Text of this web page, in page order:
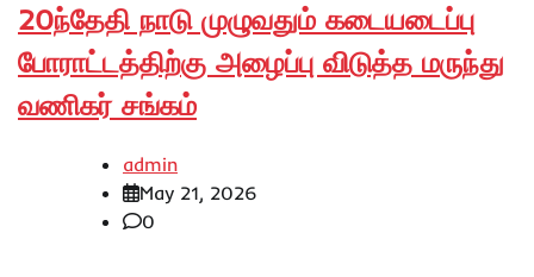
20ந்தேதி நாடு முழுவதும் கடையடைப்பு
போராட்டத்திற்கு அழைப்பு விடுத்த மருந்து
வணிகர் சங்கம்
admin
May 21, 2026
0